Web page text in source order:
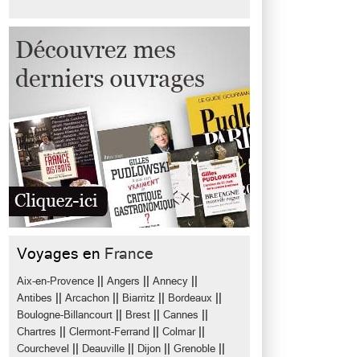
Voyages en France
Aix-en-Provence Angers Annecy
Antibes Arcachon Biarritz Bordeaux
Boulogne-Billancourt Brest Cannes
Chartres Clermont-Ferrand Colmar||
Courchevel Deauville Dijon Grenoble